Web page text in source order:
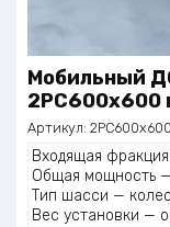
Мобильный
2PC600х600
Артикул: 2PC600х600
Входящая
Общая мощность —
Тип шасси —
Вес установки —